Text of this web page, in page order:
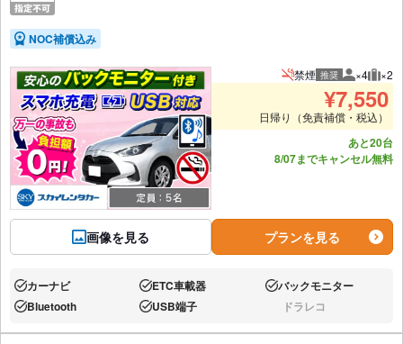
NOC補償込み
画像を見る
禁煙 推奨 推奨人数
×4 推
×2
¥7,550
日帰り（免責補償・税込）
あと20台
8/07までキャンセル無料
プランを見る
あり:カーナビ あり:ETC車載器 あり:バックモニター
あり:Bluetooth あり:USB端子 なし:ドラレコ